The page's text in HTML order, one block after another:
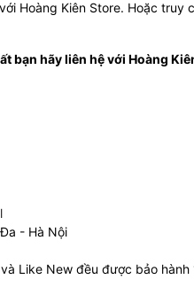
Hoàng Kiên Store. Hoặc truy
bạn hãy liên hệ với Hoàng
- Hà Nội
Like New đều được bảo